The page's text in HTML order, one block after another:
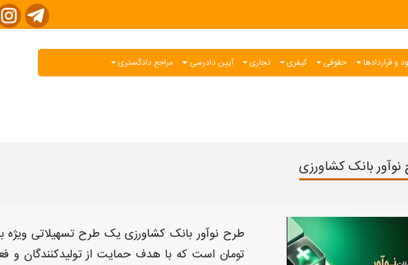
و قراردادها حقوقی کیفری تجاری آیین دادرسی مراجع دادگستری
بانک کشاورزی
طرح نوآور بانک کشاورزی یک طرح تسهیلاتی ویژه
تومان است که با هدف حمایت از تولیدکنندگان و